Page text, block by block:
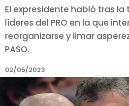
El expresidente habló tras
líderes del PRO en la que
reorganizarse y limar
PASO.
02/05/2023